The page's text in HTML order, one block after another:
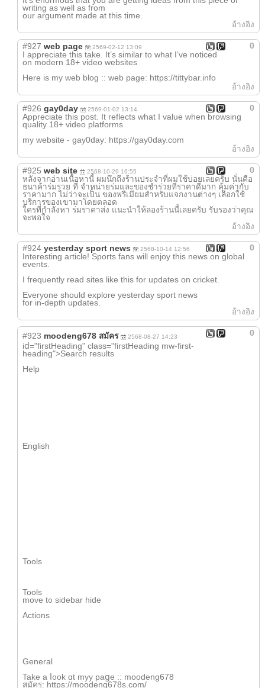
writing as well as from
our argument made at this time.
อ้างอิง
0
#927 web page 2569-02-12 13:09
I appreciate this take. It’s similar to what I’ve noticed
on modern 18+ video websites
Here is my web blog :: web page: https://tittybar.info
อ้างอิง
0
#926 gay0day 2569-01-02 13:14
Appreciate this post. It reflects what I value when browsing
quality 18+ video platforms
my website - gay0day: https://gay0day.com
อ้างอิง
0
#925 web site 2568-10-29 16:55
หลังจากอ่านเนื้อหานี้ ผมนึกถึงร้านประจำที่ผมใช้บ่อยเลยครับ นั่นคือ
ธนาค้าร่มรวย ที่ จำหน่ายร่มและของชำร่วยที่ราคาดีมาก คุ้มค่ากับ
ราคามาก ไม่ว่าจะเป็น ของพรีเมียมสำหรับแจกงานต่างๆ เลือกใช้
บริการของเขามาโดยตลอด
ใครที่กำลังหา ร่มราคาส่ง แนะนำให้ลองร้านนี้เลยครับ รับรองว่าคุณ
จะพอใจ
อ้างอิง
0
#924 yesterday sport news 2568-10-14 12:56
Interesting article! Sports fans will enjoy this news on global
events.
I frequently read sites like this for updates on cricket.
Everyone should explore yesterday sport news
for in-depth updates.
อ้างอิง
0
#923 moodeng678 สมัคร 2568-08-27 14:23
iⅾ="firstHeading" class="firstHeading mw-first-
heading">Search гesults
Help
English
Tools
Tools
mоve t᧐ sidebar hide
Actions
Generаl
Take а ⅼ᧐ok ɑt myy paցe :: moodeng678
สมัคร: https://moodeng678s.com/